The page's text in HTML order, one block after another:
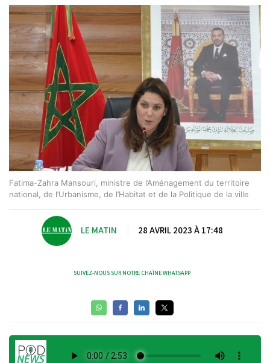
Fatima-Zahra Mansouri, ministre de l’Aménagement du territoire
national, de l’Urbanisme, de l’Habitat et de la Politique de la ville
LE MATIN 28 AVRIL 2023 À 17:48
SUIVEZ-NOUS SUR NOTRE CHAÎNE WHATSAPP